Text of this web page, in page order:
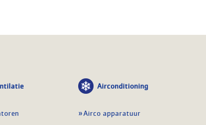
Airconditioning
Airco apparatuur